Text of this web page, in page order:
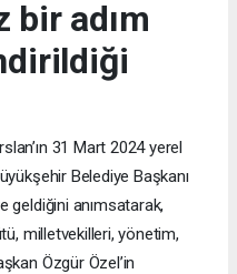
bir adım
31 Mart 2024 yerel
Belediye Başkanı
geldiğini anımsatarak,
milletvekilleri, yönetim,
Özgür Özel’in